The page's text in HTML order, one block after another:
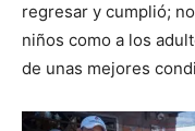
regresar y cumplió;
niños como a los
de unas mejores